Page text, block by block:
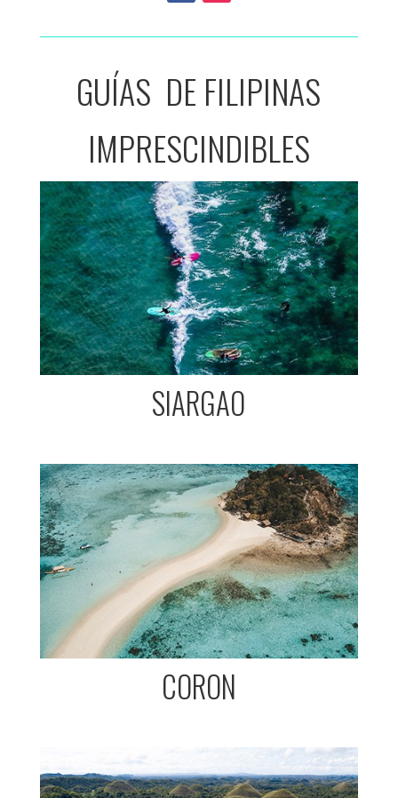
GUÍAS DE FILIPINAS
IMPRESCINDIBLES
SIARGAO
CORON